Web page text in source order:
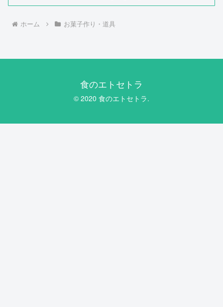
ホーム お菓子作り・道具
食のエトセトラ
© 2020 食のエトセトラ.